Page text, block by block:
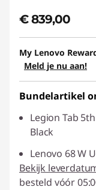
€ 839,00
My Lenovo
Meld je nu aan!
Bundelartikel
Legion Tab
Black
Lenovo 68 W
Bekijk
besteld vóór